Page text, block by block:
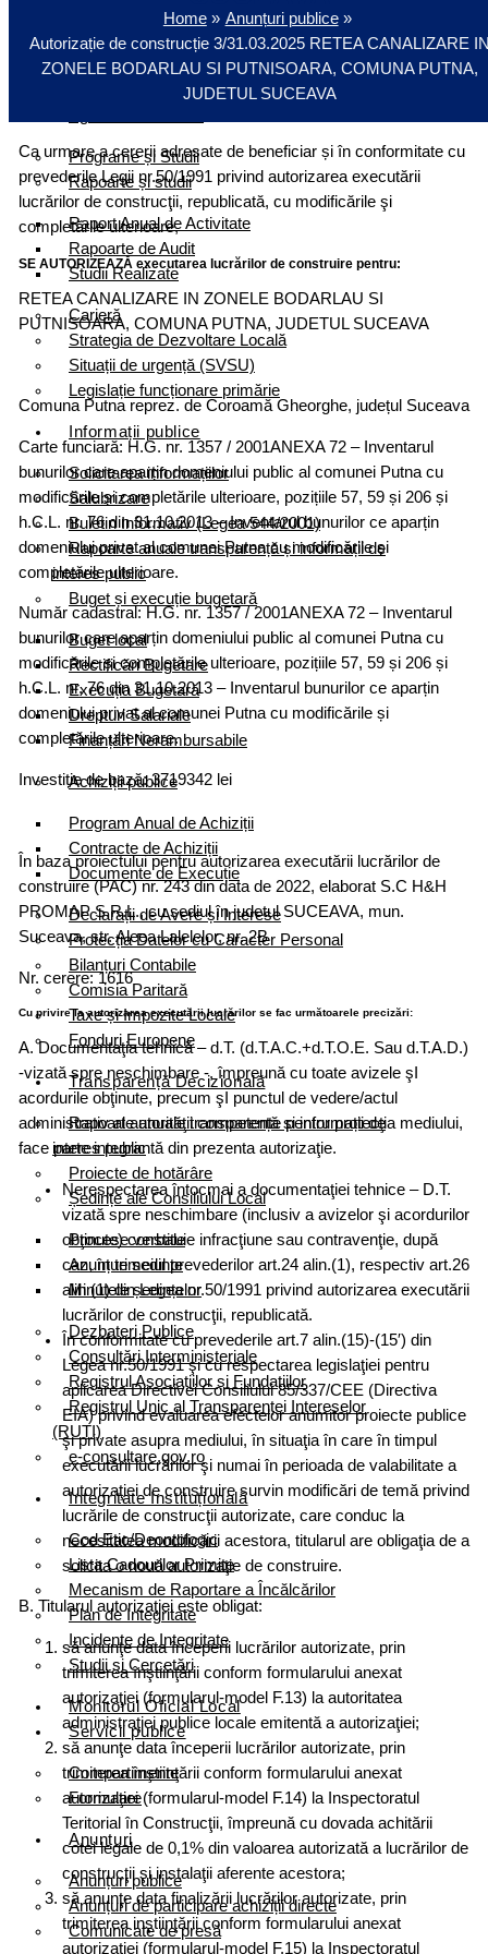
Viceprimar
Secretar general
Programe și Studii
Rapoarte și studii
Raport Anual de Activitate
Rapoarte de Audit
Studii Realizate
Carieră
Strategia de Dezvoltare Locală
Situații de urgență (SVSU)
Legislație funcționare primărie
Informații publice
Solicitarea informațiilor
Salubrizare
Buletin Informativ (Legea 544/2001)
Rapoarte anuale transparență și informații de
interes public
Buget și execuție bugetară
Buget local
Rectificări Bugetare
Execuția Bugetară
Drepturi Salariale
Finanțări Nerambursabile
Achiziții publice
Program Anual de Achiziții
Contracte de Achiziții
Documente de Execuție
Declarații de Avere și Interese
Protecția Datelor cu Caracter Personal
Bilanțuri Contabile
Comisia Paritară
Taxe și Impozite Locale
Fonduri Europene
Transparență Decizională
Rapoarte anuale transparență și informații de
interes public
Proiecte de hotărâre
Ședințe ale Consiliului Local
Procese verbale
Anunțuri sedinte
Minutele ședințelor
Dezbateri Publice
Consultări Interministeriale
Registrul Asociațiilor și Fundațiilor
Registrul Unic al Transparenței Intereselor
(RUTI)
e-consultare.gov.ro
Integritate Instituțională
Cod Etic/Deontologic
Lista Cadourilor Primite
Mecanism de Raportare a Încălcărilor
Plan de Integritate
Incidente de Integritate
Studii și Cercetări
Monitorul Oficial Local
Servicii publice
Compartimente
Formulare
Anunțuri
Anunțuri publice
Anunțuri de participare achiziții directe
Comunicate de presă
Home
Anunțuri publice
Autorizație de construcție 3/31.03.2025 RETEA CANALIZARE
ZONELE BODARLAU SI PUTNISOARA, COMUNA PUTNA,
JUDETUL SUCEAVA
Ca urmare a cererii adresate de beneficiar și în conformitate cu
prevederile Legii nr.50/1991 privind autorizarea executării
lucrărilor de construcţii, republicată, cu modificările şi
completările ulterioare,
SE AUTORIZEAZĂ executarea lucrărilor de construire pentru:
RETEA CANALIZARE IN ZONELE BODARLAU SI
PUTNISOARA, COMUNA PUTNA, JUDETUL SUCEAVA
Comuna Putna reprez. de Coroamă Gheorghe, județul Suceava
Carte funciară: H.G. nr. 1357 / 2001ANEXA 72 – Inventarul
bunurilor care aparțin domeniului public al comunei Putna cu
modificările și completările ulterioare, pozițiile 57, 59 și 206 și
h.C.L. nr. 76 din 31.10.2013 – Inventarul bunurilor ce aparțin
domeniului privat al comunei Putna cu modificările și
completările ulterioare.
Număr cadastral: H.G. nr. 1357 / 2001ANEXA 72 – Inventarul
bunurilor care aparțin domeniului public al comunei Putna cu
modificările și completările ulterioare, pozițiile 57, 59 și 206 și
h.C.L. nr. 76 din 31.10.2013 – Inventarul bunurilor ce aparțin
domeniului privat al comunei Putna cu modificările și
completările ulterioare.
Investiție de bază: 3719342 lei
În baza proiectului pentru autorizarea executării lucrărilor de
construire (PAC) nr. 243 din data de 2022, elaborat S.C H&H
PROMAP S.R.L., cu sediul în judetul SUCEAVA, mun.
Suceava, str. Aleea Lalelelor, nr. 2B
Nr. cerere: 1616
Cu privire la autorizarea executării lucrărilor se fac următoarele precizări:
A. Documentaţia tehnică – d.T. (d.T.A.C.+d.T.O.E. Sau d.T.A.D.)
-vizată spre neschimbare -, împreună cu toate avizele şI
acordurile obţinute, precum şI punctul de vedere/actul
administrativ al autorităţii competente pentru protecţia mediului,
face parte integrantă din prezenta autorizaţie.
Nerespectarea întocmai a documentaţiei tehnice – D.T.
vizată spre neschimbare (inclusiv a avizelor şi acordurilor
obţinute) constituie infracţiune sau contravenţie, după
caz, în temeiul prevederilor art.24 alin.(1), respectiv art.26
alin (1) din Legea nr.50/1991 privind autorizarea executării
lucrărilor de construcţii, republicată.
În conformitate cu prevederile art.7 alin.(15)-(15′) din
Legea nr.50/1991 şi cu respectarea legislaţiei pentru
aplicarea Directivei Consiliului 85/337/CEE (Directiva
EIA) privind evaluarea efectelor anumitor proiecte publice
şi private asupra mediului, în situaţia în care în timpul
executării lucrărilor şi numai în perioada de valabilitate a
autorizaţiei de construire survin modificări de temă privind
lucrările de construcţii autorizate, care conduc la
necesitatea modificării acestora, titularul are obligaţia de a
solicita o nouă autorizaţie de construire.
B. Titularul autorizaţiei este obligat:
să anunţe data începerii lucrărilor autorizate, prin
trimiterea înştiinţării conform formularului anexat
autorizaţiei (formularul-model F.13) la autoritatea
administraţiei publice locale emitentă a autorizaţiei;
să anunţe data începerii lucrărilor autorizate, prin
trimiterea înştiinţării conform formularului anexat
autorizaţiei (formularul-model F.14) la Inspectoratul
Teritorial în Construcţii, împreună cu dovada achitării
cotei legale de 0,1% din valoarea autorizată a lucrărilor de
construcţii şi instalaţii aferente acestora;
să anunţe data finalizării lucrărilor autorizate, prin
trimiterea inştiinţării conform formularului anexat
autorizaţiei (formularul-model F.15) la Inspectoratul